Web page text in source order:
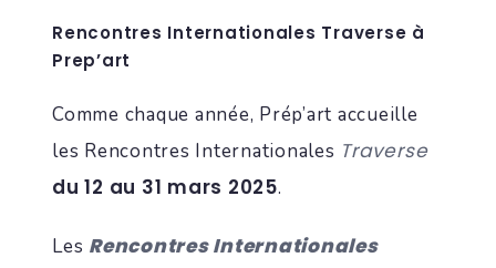
Rencontres Internationales Traverse à
Prep’art
Comme chaque année, Prép’art accueille
les Rencontres Internationales Traverse
du 12 au 31 mars 2025.
Les Rencontres Internationales